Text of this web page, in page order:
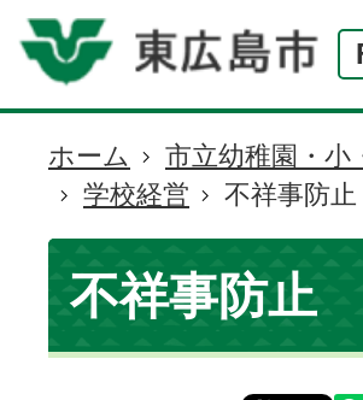
現
在
の
位
置
ホーム 市立幼稚園・小
学校経営
不祥事防止
不祥事防止